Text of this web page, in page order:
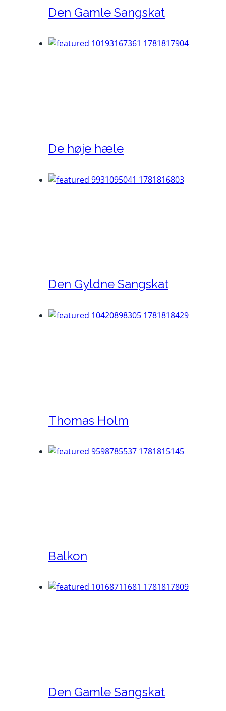
Den Gamle Sangskat
De høje hæle
Den Gyldne Sangskat
Thomas Holm
Balkon
Den Gamle Sangskat